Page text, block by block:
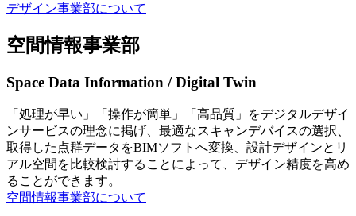
デザイン事業部について
空間情報事業部
Space Data Information / Digital Twin
「処理が早い」「操作が簡単」「高品質」をデジタルデザイ
ンサービスの理念に掲げ、最適なスキャンデバイスの選択、
取得した点群データをBIMソフトへ変換、設計デザインとリ
アル空間を比較検討することによって、デザイン精度を高め
ることができます。
空間情報事業部について